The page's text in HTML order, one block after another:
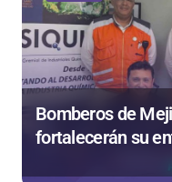
Bomberos de
fortalecerán su
para enfrentar